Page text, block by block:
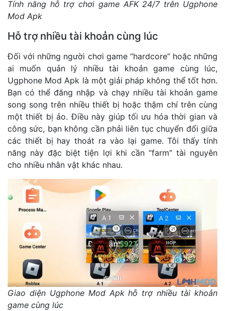
Tính năng hỗ trợ chơi game AFK 24/7 trên Ugphone
Mod Apk
Hỗ trợ nhiều tài khoản cùng lúc
Đối với những người chơi game “hardcore” hoặc những
ai muốn quản lý nhiều tài khoản game cùng lúc,
Ugphone Mod Apk là một giải pháp không thể tốt hơn.
Bạn có thể đăng nhập và chạy nhiều tài khoản game
song song trên nhiều thiết bị hoặc thậm chí trên cùng
một thiết bị ảo. Điều này giúp tối ưu hóa thời gian và
công sức, bạn không cần phải liên tục chuyển đổi giữa
các thiết bị hay thoát ra vào lại game. Tôi thấy tính
năng này đặc biệt tiện lợi khi cần “farm” tài nguyên
cho nhiều nhân vật khác nhau.
Giao diện Ugphone Mod Apk hỗ trợ nhiều tài khoản
game cùng lúc